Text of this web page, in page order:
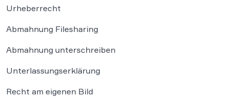
Urheberrecht
Abmahnung Filesharing
Abmahnung unterschreiben
Unterlassungserklärung
Recht am eigenen Bild